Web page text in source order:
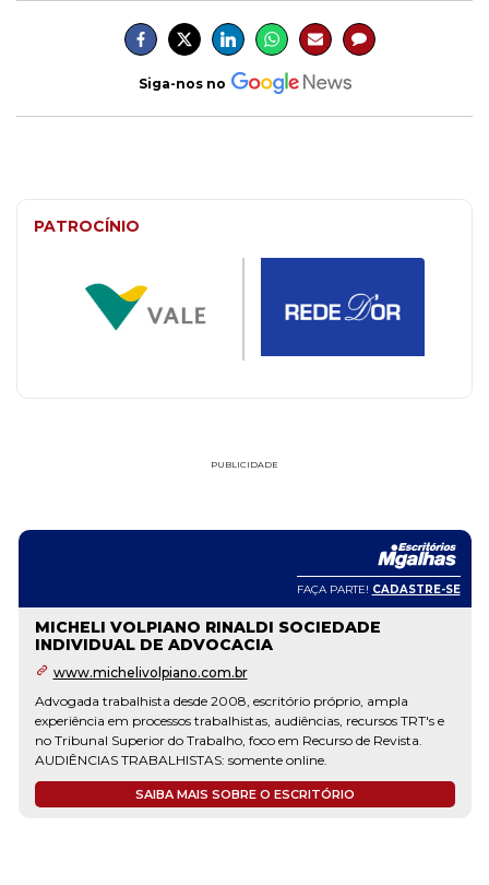
Siga-nos no
PATROCÍNIO
PUBLICIDADE
FAÇA PARTE! CADASTRE-SE
MICHELI VOLPIANO RINALDI SOCIEDADE
INDIVIDUAL DE ADVOCACIA
www.michelivolpiano.com.br
Advogada trabalhista desde 2008, escritório próprio, ampla
experiência em processos trabalhistas, audiências, recursos TRT's e
no Tribunal Superior do Trabalho, foco em Recurso de Revista.
AUDIÊNCIAS TRABALHISTAS: somente online.
SAIBA MAIS SOBRE O ESCRITÓRIO